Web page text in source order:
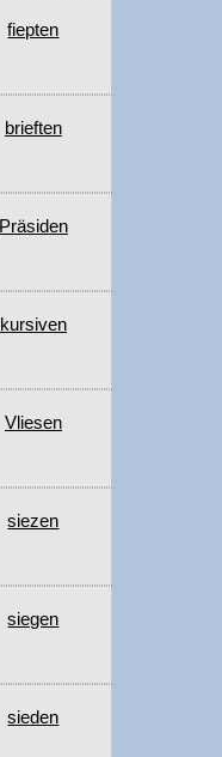
fiepten
brieften
Präsiden
kursiven
Vliesen
siezen
siegen
sieden